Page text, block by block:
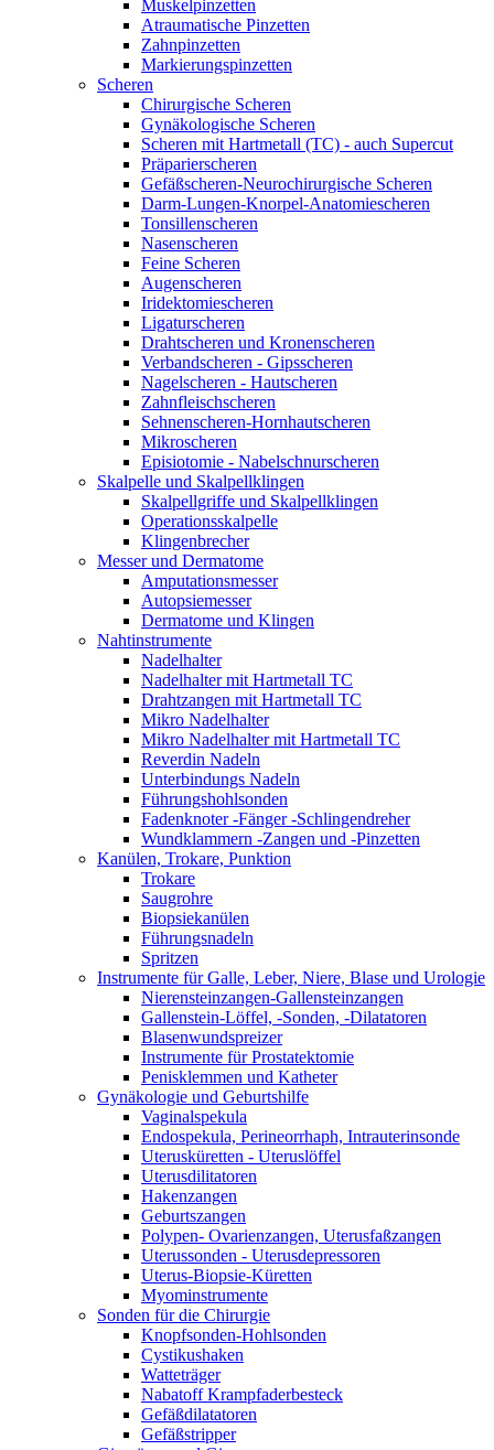
Muskelpinzetten
Atraumatische Pinzetten
Zahnpinzetten
Markierungspinzetten
Scheren
Chirurgische Scheren
Gynäkologische Scheren
Scheren mit Hartmetall (TC) - auch Supercut
Präparierscheren
Gefäßscheren-Neurochirurgische Scheren
Darm-Lungen-Knorpel-Anatomiescheren
Tonsillenscheren
Nasenscheren
Feine Scheren
Augenscheren
Iridektomiescheren
Ligaturscheren
Drahtscheren und Kronenscheren
Verbandscheren - Gipsscheren
Nagelscheren - Hautscheren
Zahnfleischscheren
Sehnenscheren-Hornhautscheren
Mikroscheren
Episiotomie - Nabelschnurscheren
Skalpelle und Skalpellklingen
Skalpellgriffe und Skalpellklingen
Operationsskalpelle
Klingenbrecher
Messer und Dermatome
Amputationsmesser
Autopsiemesser
Dermatome und Klingen
Nahtinstrumente
Nadelhalter
Nadelhalter mit Hartmetall TC
Drahtzangen mit Hartmetall TC
Mikro Nadelhalter
Mikro Nadelhalter mit Hartmetall TC
Reverdin Nadeln
Unterbindungs Nadeln
Führungshohlsonden
Fadenknoter -Fänger -Schlingendreher
Wundklammern -Zangen und -Pinzetten
Kanülen, Trokare, Punktion
Trokare
Saugrohre
Biopsiekanülen
Führungsnadeln
Spritzen
Instrumente für Galle, Leber, Niere, Blase und Urologie
Nierensteinzangen-Gallensteinzangen
Gallenstein-Löffel, -Sonden, -Dilatatoren
Blasenwundspreizer
Instrumente für Prostatektomie
Penisklemmen und Katheter
Gynäkologie und Geburtshilfe
Vaginalspekula
Endospekula, Perineorrhaph, Intrauterinsonde
Uterusküretten - Uteruslöffel
Uterusdilitatoren
Hakenzangen
Geburtszangen
Polypen- Ovarienzangen, Uterusfaßzangen
Uterussonden - Uterusdepressoren
Uterus-Biopsie-Küretten
Myominstrumente
Sonden für die Chirurgie
Knopfsonden-Hohlsonden
Cystikushaken
Watteträger
Nabatoff Krampfaderbesteck
Gefäßdilatatoren
Gefäßstripper